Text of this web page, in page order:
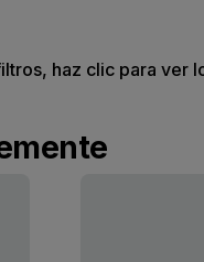
haz clic para ver